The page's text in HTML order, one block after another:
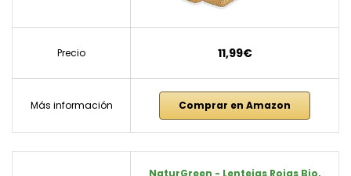
Precio 11,99€
Más información Comprar en Amazon